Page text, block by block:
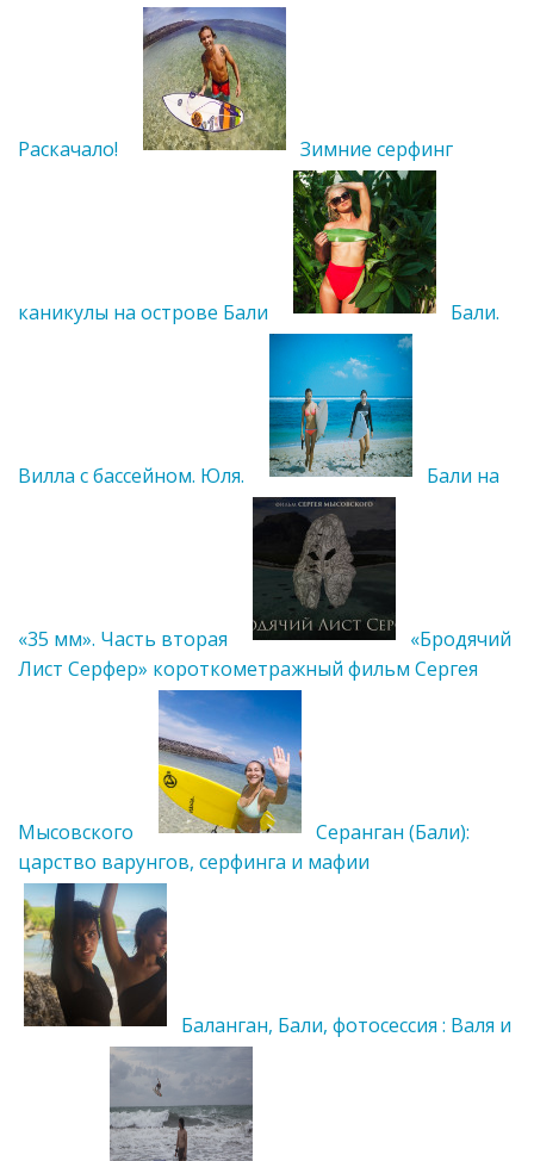
Раскачало! Зимние серфинг
каникулы на острове Бали Бали.
Вилла с бассейном. Юля. Бали на
«35 мм». Часть вторая
«Бродячий
Лист Серфер» короткометражный фильм Сергея
Мысовского
Серанган (Бали):
царство варунгов, серфинга и мафии
Баланган, Бали, фотосессия : Валя и